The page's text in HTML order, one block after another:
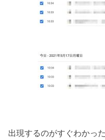
出現するのがすぐわかっ